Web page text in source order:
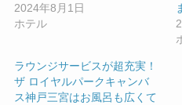
2024年8月1日
ホテル
ラウンジサービスが超充実！
ザ ロイヤルパークキャンバ
ス神戸三宮はお風呂も広くて